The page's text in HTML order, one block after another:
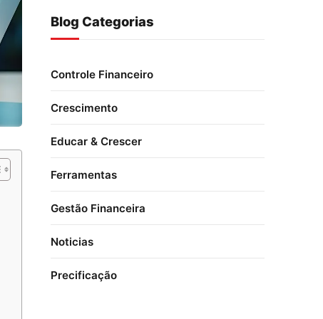
Blog Categorias
Controle Financeiro
Crescimento
Educar & Crescer
Ferramentas
Gestão Financeira
Noticias
Precificação